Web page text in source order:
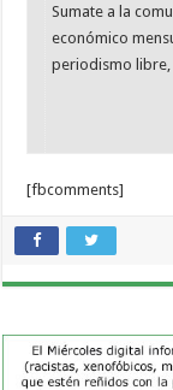
Sumate a la
económico
periodismo libre,
[fbcomments]